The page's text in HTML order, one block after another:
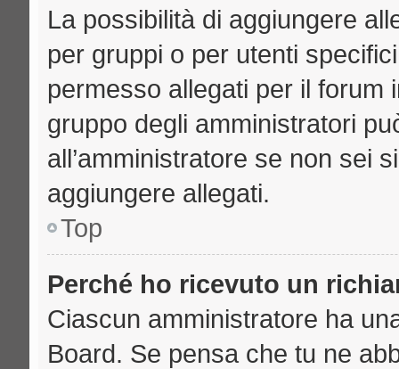
La possibilità di aggiungere
per gruppi o per utenti
permesso allegati per il forum
gruppo degli amministratori
all’amministratore se non sei
aggiungere allegati.
Top
Perché ho ricevuto un
Ciascun amministratore ha
Board. Se pensa che tu ne